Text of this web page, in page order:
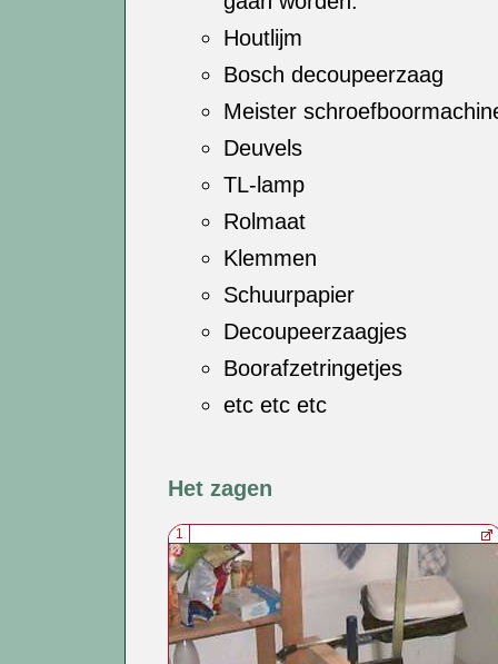
Houtlijm
Bosch decoupeerzaag
Meister
Deuvels
TL-lamp
Rolmaat
Klemmen
Schuurpapier
Decoupeerzaagjes
Boorafzetringetjes
etc etc etc
Het zagen
1